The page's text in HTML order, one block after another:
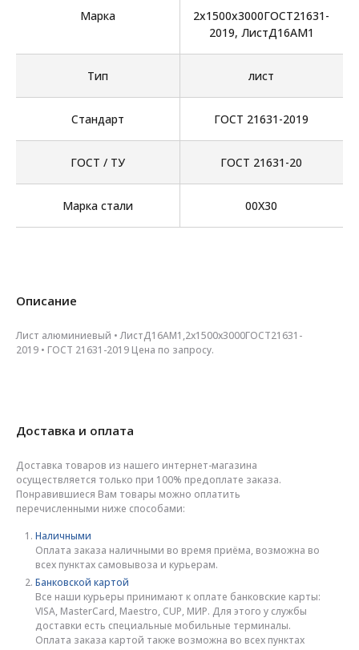
Марка
2х1500х3000ГОСТ21631-
2019, ЛистД16АМ1
Тип лист
Стандарт ГОСТ 21631-2019
ГОСТ / ТУ ГОСТ 21631-20
Марка стали 00Х30
Описание
Лист алюминиевый • ЛистД16АМ1,2х1500х3000ГОСТ21631-
2019 • ГОСТ 21631-2019 Цена по запросу.
Доставка и оплата
Доставка товаров из нашего интернет-магазина
осуществляется только при 100% предоплате заказа.
Понравившиеся Вам товары можно оплатить
перечисленными ниже способами:
Наличными
Оплата заказа наличными во время приёма, возможна во
всех пунктах самовывоза и курьерам.
Банковской картой
Все наши курьеры принимают к оплате банковские карты:
VISA, MasterCard, Maestro, CUP, МИР. Для этого у службы
доставки есть специальные мобильные терминалы.
Оплата заказа картой также возможна во всех пунктах